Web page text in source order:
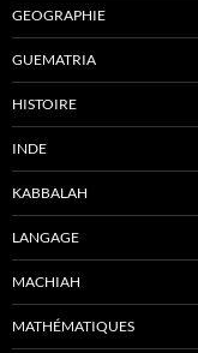
GEOGRAPHIE
GUEMATRIA
HISTOIRE
INDE
KABBALAH
LANGAGE
MACHIAH
MATHÉMATIQUES